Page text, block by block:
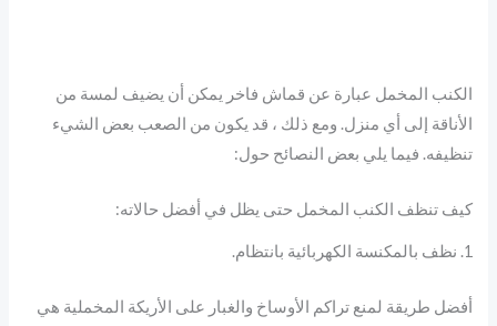
الكنب المخمل عبارة عن قماش فاخر يمكن أن يضيف لمسة من
الأناقة إلى أي منزل. ومع ذلك ، قد يكون من الصعب بعض الشيء
تنظيفه. فيما يلي بعض النصائح حول:
كيف تنظف الكنب المخمل حتى يظل في أفضل حالاته:
1. نظف بالمكنسة الكهربائية بانتظام.
أفضل طريقة لمنع تراكم الأوساخ والغبار على الأريكة المخملية هي